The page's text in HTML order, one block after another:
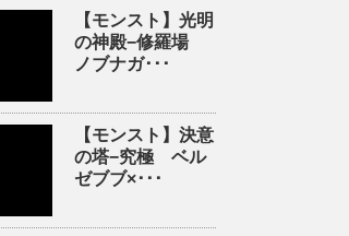
【モンスト】光明
の神殿−修羅場
ノブナガ･･･
【モンスト】決意
の塔−究極 ベル
ゼブブ×･･･